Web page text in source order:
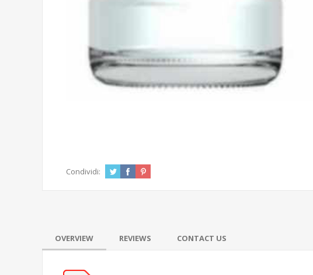
Condividi:
OVERVIEW REVIEWS CONTACT US